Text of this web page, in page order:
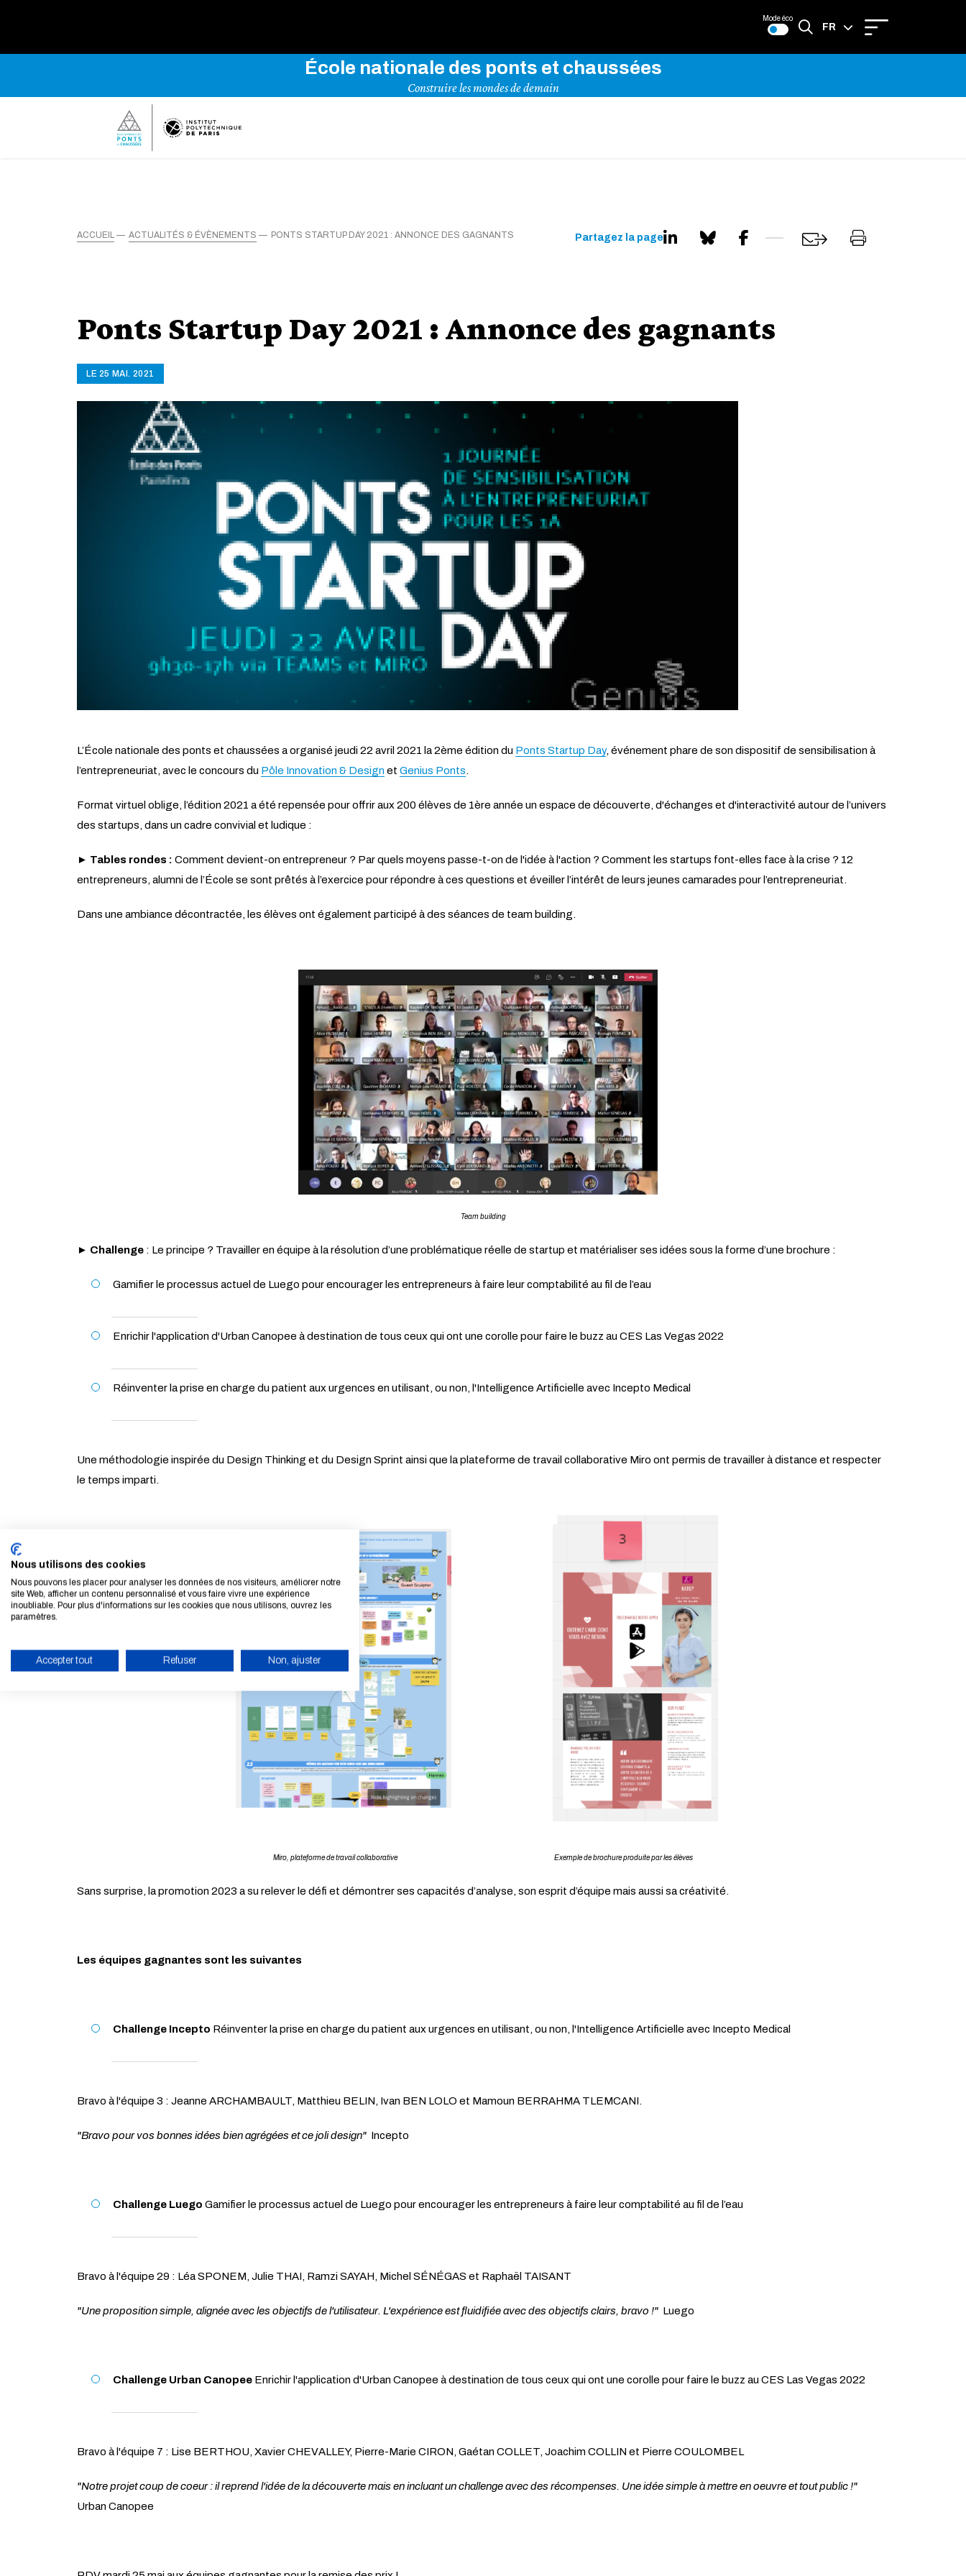
Mode éco
ANNULER
FR
École nationale des ponts et chaussées
Construire les mondes de demain
ACCUEIL ACTUALITÉS & ÉVÈNEMENTS PONTS STARTUP DAY 2021 : ANNONCE DES GAGNANTS Partagez la page
Ponts Startup Day 2021 : Annonce des gagnants
LE 25 MAI. 2021
L’École nationale des ponts et chaussées a organisé jeudi 22 avril 2021 la 2ème édition du Ponts Startup Day, événement phare de son dispositif de sensibilisation à
l’entrepreneuriat, avec le concours du Pôle Innovation & Design et Genius Ponts.
Format virtuel oblige, l’édition 2021 a été repensée pour offrir aux 200 élèves de 1ère année un espace de découverte, d'échanges et d'interactivité autour de l’univers
des startups, dans un cadre convivial et ludique :
► Tables rondes : Comment devient-on entrepreneur ? Par quels moyens passe-t-on de l'idée à l'action ? Comment les startups font-elles face à la crise ? 12
entrepreneurs, alumni de l’École se sont prêtés à l’exercice pour répondre à ces questions et éveiller l’intérêt de leurs jeunes camarades pour l’entrepreneuriat.
Dans une ambiance décontractée, les élèves ont également participé à des séances de team building.
Team building
► Challenge : Le principe ? Travailler en équipe à la résolution d’une problématique réelle de startup et matérialiser ses idées sous la forme d’une brochure :
Gamifier le processus actuel de Luego pour encourager les entrepreneurs à faire leur comptabilité au fil de l’eau
Enrichir l'application d'Urban Canopee à destination de tous ceux qui ont une corolle pour faire le buzz au CES Las Vegas 2022
Réinventer la prise en charge du patient aux urgences en utilisant, ou non, l'Intelligence Artificielle avec Incepto Medical
Une méthodologie inspirée du Design Thinking et du Design Sprint ainsi que la plateforme de travail collaborative Miro ont permis de travailler à distance et respecter
le temps imparti.
Miro, plateforme de travail collaborative Exemple de brochure produite par les élèves
Sans surprise, la promotion 2023 a su relever le défi et démontrer ses capacités d’analyse, son esprit d’équipe mais aussi sa créativité.
Les équipes gagnantes sont les suivantes
Challenge Incepto Réinventer la prise en charge du patient aux urgences en utilisant, ou non, l'Intelligence Artificielle avec Incepto Medical
Bravo à l'équipe 3 : Jeanne ARCHAMBAULT, Matthieu BELIN, Ivan BEN LOLO et Mamoun BERRAHMA TLEMCANI.
"Bravo pour vos bonnes idées bien agrégées et ce joli design" Incepto
Challenge Luego Gamifier le processus actuel de Luego pour encourager les entrepreneurs à faire leur comptabilité au fil de l’eau
Bravo à l'équipe 29 : Léa SPONEM, Julie THAI, Ramzi SAYAH, Michel SÉNÉGAS et Raphaël TAISANT
"Une proposition simple, alignée avec les objectifs de l'utilisateur. L'expérience est fluidifiée avec des objectifs clairs, bravo !" Luego
Challenge Urban Canopee Enrichir l'application d'Urban Canopee à destination de tous ceux qui ont une corolle pour faire le buzz au CES Las Vegas 2022
Bravo à l'équipe 7 : Lise BERTHOU, Xavier CHEVALLEY, Pierre-Marie CIRON, Gaétan COLLET, Joachim COLLIN et Pierre COULOMBEL
"Notre projet coup de coeur : il reprend l'idée de la découverte mais en incluant un challenge avec des récompenses. Une idée simple à mettre en oeuvre et tout public !"
Urban Canopee
Nous utilisons des cookies
Nous pouvons les placer pour analyser les données de nos visiteurs, améliorer notre
site Web, afficher un contenu personnalisé et vous faire vivre une expérience
inoubliable. Pour plus d'informations sur les cookies que nous utilisons, ouvrez les
paramètres.
Accepter tout Refuser Non, ajuster